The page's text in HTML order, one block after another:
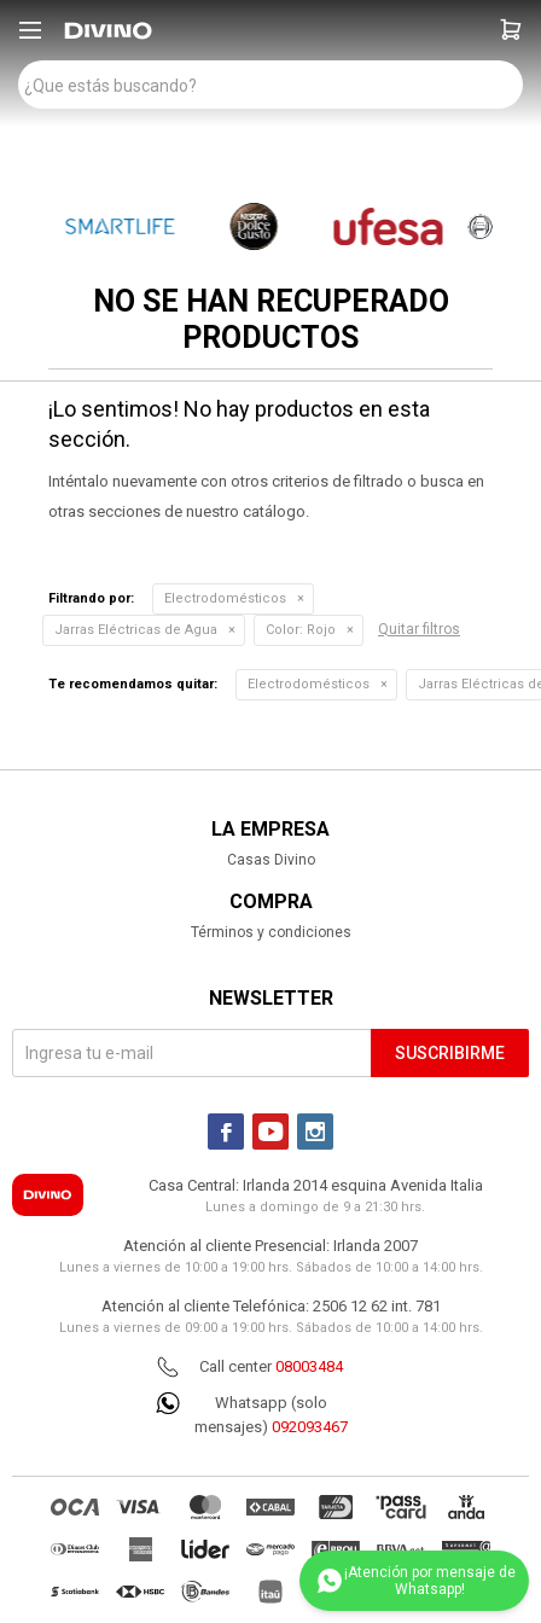

NO SE HAN RECUPERADO
PRODUCTOS
¡Lo sentimos! No hay productos en esta
sección.
Inténtalo nuevamente con otros criterios de filtrado o busca en
otras secciones de nuestro catálogo.
Filtrando por:
Electrodomésticos
Jarras Eléctricas de Agua
Color: Rojo Quitar filtros
Te recomendamos quitar: Electrodomésticos Jarras Eléctricas
LA EMPRESA
Casas Divino
COMPRA
Términos y condiciones
NEWSLETTER
SUSCRIBIRME
  
Casa Central: Irlanda 2014 esquina Avenida Italia
Lunes a domingo de 9 a 21:30 hrs.
Atención al cliente Presencial: Irlanda 2007
Lunes a viernes de 10:00 a 19:00 hrs. Sábados de 10:00 a 14:00 hrs.
Atención al cliente Telefónica: 2506 12 62 int. 781
Lunes a viernes de 09:00 a 19:00 hrs. Sábados de 10:00 a 14:00 hrs.
Call center08003484
Whatsapp (solo
mensajes) 092093467